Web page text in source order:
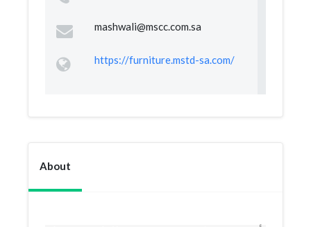
mashwali@mscc.com.sa
https://furniture.mstd-sa.com/
About